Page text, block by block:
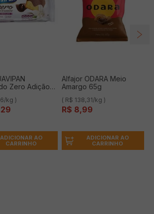
Zero Adição
kg )
29
ADICIONAR AO
CARRINHO
Alfajor ODARA Meio
Amargo 65g
( R$ 138,31/kg )
R$ 8,99
ADICIONAR AO
CARRINHO